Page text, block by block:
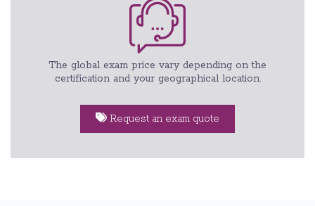
The global exam price vary depending on the
certification and your geographical location.
Request an exam quote